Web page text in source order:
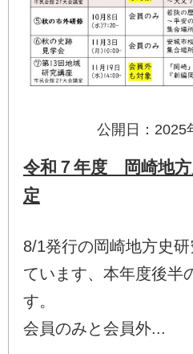
公開日：2025
令和７年度 岡崎地方
定
8/1発行の岡崎地方史
ています、本年度後半
す。
会員のみと会員外...